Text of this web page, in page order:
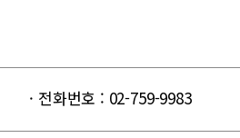
· 전화번호 : 02-759-9983